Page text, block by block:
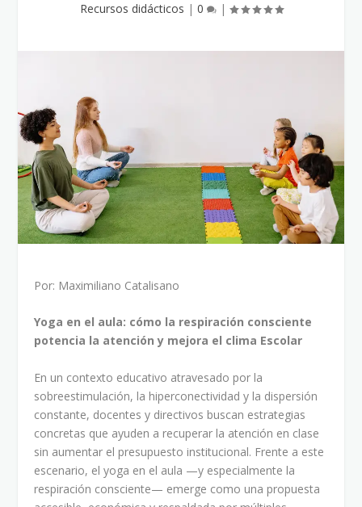
Recursos didácticos | 0 |
Por: Maximiliano Catalisano
Yoga en el aula: cómo la respiración consciente
potencia la atención y mejora el clima Escolar
En un contexto educativo atravesado por la
sobreestimulación, la hiperconectividad y la dispersión
constante, docentes y directivos buscan estrategias
concretas que ayuden a recuperar la atención en clase
sin aumentar el presupuesto institucional. Frente a este
escenario, el yoga en el aula —y especialmente la
respiración consciente— emerge como una propuesta